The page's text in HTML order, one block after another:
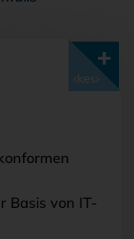
Basis von IT-